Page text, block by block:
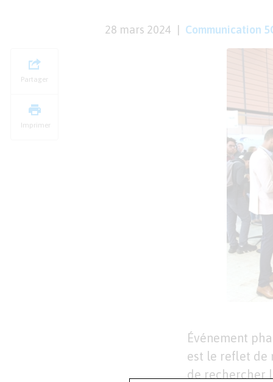
28 mars 2024 Communication
Partager
Imprimer
Événement
est le reflet de
de rechercher